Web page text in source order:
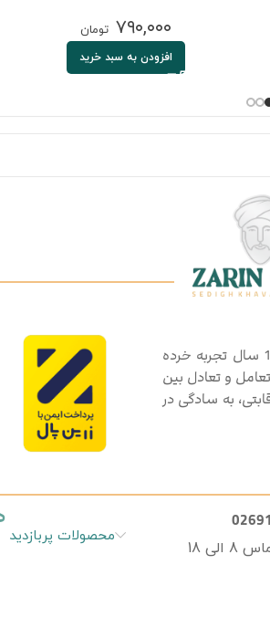
۷۹۰,۰۰۰ تومان
افزودن به سبد خرید
گروه تولیدی بازرگانی گیاهان دارویی و ادویه جات “زرین گیاه صدیقی” به واسطه 10 سال تجربه خرده
و تعادل بین
به سادگی در
18
محصولات پربازدید